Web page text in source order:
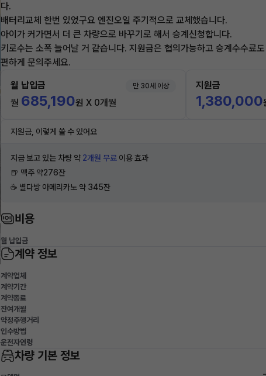
다.
배터리교체 한번 있었구요 엔진오일 주기적으로 교체했습니다.
아이가 커가면서 더 큰 차량으로 바꾸기로 해서 승계신청합니다.
키로수는 소폭 늘어날 거 같습니다. 지원금은 협의가능하고 승계수수료
편하게 문의주세요.
월 납입금 만 30세 이상
월 685,190원 X 0개월
지원금
1,380,000
지원금, 이렇게 쓸 수 있어요
지금 보고 있는 차량 약 2개월 무료 이용 효과
🍺 맥주 약276잔
☕️ 별다방 아메리카노 약 345잔
비용
월 납입금
계약 정보
계약업체
계약기간
계약종료
잔여개월
약정주행거리
인수방법
운전자연령
차량 기본 정보